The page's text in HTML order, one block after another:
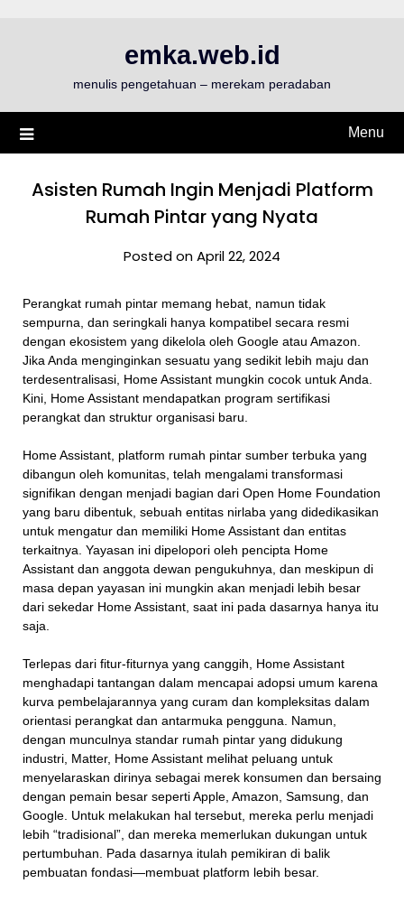
emka.web.id
menulis pengetahuan – merekam peradaban
Menu
Asisten Rumah Ingin Menjadi Platform
Rumah Pintar yang Nyata
Posted on April 22, 2024
Perangkat rumah pintar memang hebat, namun tidak
sempurna, dan seringkali hanya kompatibel secara resmi
dengan ekosistem yang dikelola oleh Google atau Amazon.
Jika Anda menginginkan sesuatu yang sedikit lebih maju dan
terdesentralisasi, Home Assistant mungkin cocok untuk Anda.
Kini, Home Assistant mendapatkan program sertifikasi
perangkat dan struktur organisasi baru.
Home Assistant, platform rumah pintar sumber terbuka yang
dibangun oleh komunitas, telah mengalami transformasi
signifikan dengan menjadi bagian dari Open Home Foundation
yang baru dibentuk, sebuah entitas nirlaba yang didedikasikan
untuk mengatur dan memiliki Home Assistant dan entitas
terkaitnya. Yayasan ini dipelopori oleh pencipta Home
Assistant dan anggota dewan pengukuhnya, dan meskipun di
masa depan yayasan ini mungkin akan menjadi lebih besar
dari sekedar Home Assistant, saat ini pada dasarnya hanya itu
saja.
Terlepas dari fitur-fiturnya yang canggih, Home Assistant
menghadapi tantangan dalam mencapai adopsi umum karena
kurva pembelajarannya yang curam dan kompleksitas dalam
orientasi perangkat dan antarmuka pengguna. Namun,
dengan munculnya standar rumah pintar yang didukung
industri, Matter, Home Assistant melihat peluang untuk
menyelaraskan dirinya sebagai merek konsumen dan bersaing
dengan pemain besar seperti Apple, Amazon, Samsung, dan
Google. Untuk melakukan hal tersebut, mereka perlu menjadi
lebih “tradisional”, dan mereka memerlukan dukungan untuk
pertumbuhan. Pada dasarnya itulah pemikiran di balik
pembuatan fondasi—membuat platform lebih besar.